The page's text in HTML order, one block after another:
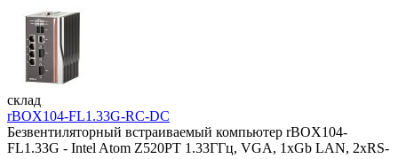
склад
rBOX104-FL1.33G-RC-DC
Безвентиляторный встраиваемый компьютер rBOX104-
FL1.33G - Intel Atom Z520PT 1.33ГГц, VGA, 1xGb LAN, 2xRS-